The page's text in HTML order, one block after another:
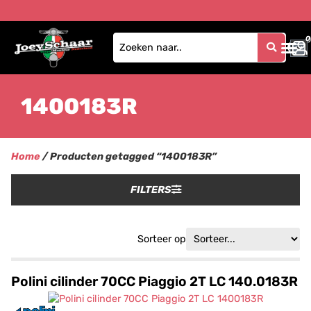
0
0
1400183R
Home/ Producten getagged “1400183R”
FILTERS
Sorteer op
Polini cilinder 70CC Piaggio 2T LC 140.0183R